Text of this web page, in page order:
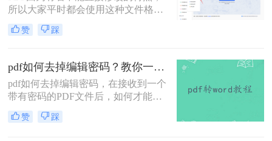
所以大家平时都会使用这种文件格式
来存储重要的文件，不过虽然它不能
直接修改，但是别人还是可以随意查
自己的PDF文件应该怎么办呢？其实
很简单，只要对文件进行加密就行
了，那大家知道pdf加密怎么解除吗？
如果不知道就接着看下去吧，我来教
大家二个方法。
赞 踩
pdf如何去掉编辑密码？教你一种解除密码的在线方法！
pdf如何去掉编辑密码，在接收到一个
带有密码的PDF文件后，如何才能解
除文件中的密码？在当今这个互联网
时代下，必须随时具备防范意识来维
赞 踩